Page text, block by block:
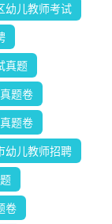
幼儿教师考试
真题
题卷
题卷
幼儿教师招聘
卷